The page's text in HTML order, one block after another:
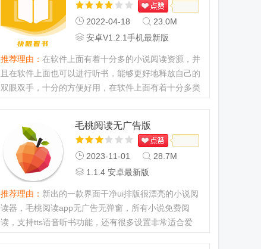
2022-04-18
23.0M
安卓V1.2.1手机最新版
推荐理由： 在软件上面有着十分多的小说阅读资源，并
且在软件上面也可以进行听书，能够更好地释放自己的
双眼双手，十分的方便好用，在软件上面有着十分多类
毛桃阅读无广告版
2023-11-01
28.7M
1.1.4 安卓最新版
推荐理由： 新出的一款界面干净ui排版很漂亮的小说阅
读器，毛桃阅读app无广告无弹窗，所有小说免费阅
读，支持tts语音听书功能，还有很多设置非常适合爱